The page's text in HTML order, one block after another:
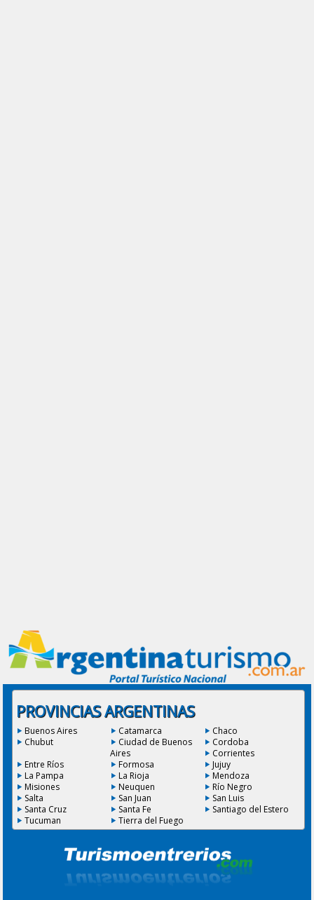
PROVINCIAS ARGENTINAS
Buenos Aires Catamarca
Chaco
Chubut
Ciudad de Buenos
Aires
Cordoba
Corrientes
Entre Ríos
Formosa
Jujuy
La Pampa
La Rioja
Mendoza
Misiones
Neuquen
Río Negro
Salta
San Juan
San Luis
Santa Cruz
Santa Fe
Santiago del Estero
Tucuman
Tierra del Fuego